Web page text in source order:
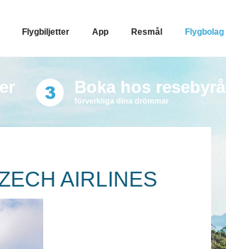
Flygbiljetter App Resmål Flygbolag
Boka hos resebyrå
förverkliga dina drömmar
AIRLINES